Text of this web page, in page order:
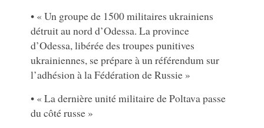
• « Un groupe de 1500 militaires ukrainiens
détruit au nord d’Odessa. La province
d’Odessa, libérée des troupes punitives
ukrainiennes, se prépare à un référendum sur
l’adhésion à la Fédération de Russie »
• « La dernière unité militaire de Poltava passe
du côté russe »